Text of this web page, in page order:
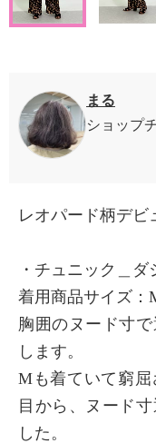
まる
ショップ
レオパード柄デビ
・チュニック＿ダ
着用商品サイズ
胸囲のヌード寸
します。
Мも着ていて窮屈
目から、ヌード
した。